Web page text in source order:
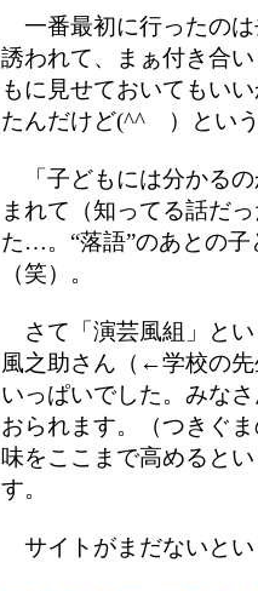
一番最初に行ったのは
誘われて、まぁ付き合
もに見せておいてもい
たんだけど(^^ゞ）とい
「子どもには分かるの
まれて（知ってる話だ
た…。“落語”のあとの
（笑）。
さて「演芸風組」とい
風之助さん（←学校の
いっぱいでした。みな
おられます。（つきぐ
味をここまで高めると
す。
サイトがまだないとい